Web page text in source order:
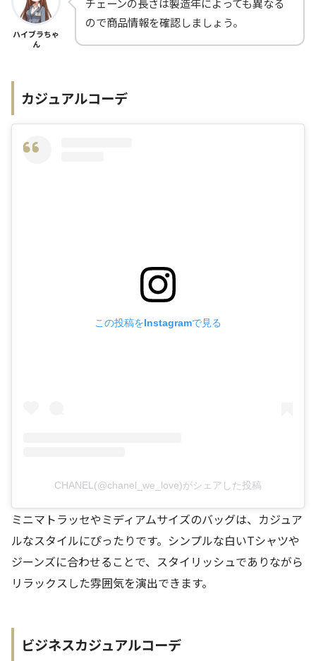
ハイブラちゃ
ん
ので商品情報を確認しましょう。
カジュアルコーデ
この投稿をInstagramで見る
CHANEL(@chanel_we_love)がシェアした投稿
ミニマトラッセやミディアムサイズのバッグは、カジュア
ルなスタイルにぴったりです。シンプルな白いTシャツや
ジーンズに合わせることで、スタイリッシュでありながら
リラックスした雰囲気を演出できます。
ビジネスカジュアルコーデ